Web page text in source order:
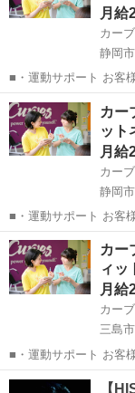
月給
カー
静岡市
■・運動サポート お客
の使い方をアドバイス
どなので、難しい指導
ょう！」といったお声
静岡 静岡市
カー
ット
月給
カー
静岡市
■・運動サポート お客
の使い方をアドバイス
どなので、難しい指導
ょう！」といったお声
静岡 静岡市
カー
ィッ
月給
カー
三島市
■・運動サポート お客
の使い方をアドバイス
静岡 三島市